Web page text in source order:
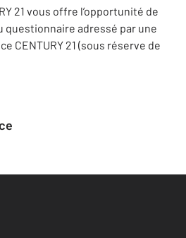
21 vous offre l’opportunité de
questionnaire adressé par une
CENTURY 21 (sous réserve de